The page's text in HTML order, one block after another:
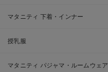
マタニティ 下着・インナー
授乳服
マタニティ パジャマ・ルームウェア